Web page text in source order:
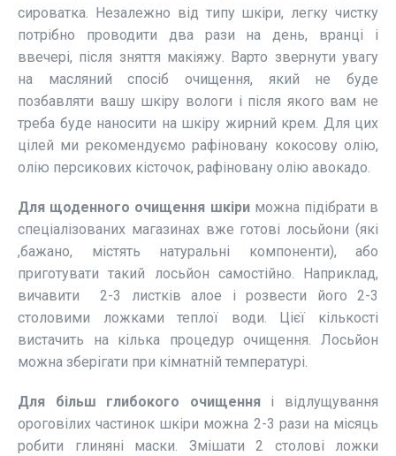
сироватка. Незалежно від типу шкіри, легку чистку
потрібно проводити два рази на день, вранці і
ввечері, після зняття макіяжу. Варто звернути увагу
на масляний спосіб очищення, який не буде
позбавляти вашу шкіру вологи і після якого вам не
треба буде наносити на шкіру жирний крем. Для цих
цілей ми рекомендуємо рафіновану кокосову олію,
олію персикових кісточок, рафіновану олію авокадо.
Для щоденного очищення шкіриможна підібрати в
спеціалізованих магазинах вже готові лосьйони (які
,бажано, містять натуральні компоненти), або
приготувати такий лосьйон самостійно. Наприклад,
вичавити 2-3 листків алое і розвести його 2-3
столовими ложками теплої води. Цієї кількості
вистачить на кілька процедур очищення. Лосьйон
можна зберігати при кімнатній температурі.
Для більш глибокого очищенняі відлущування
ороговілих частинок шкіри можна 2-3 рази на місяць
робити глиняні маски. Змішати 2 столові ложки